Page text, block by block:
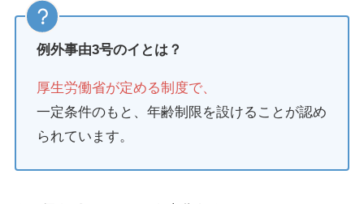
例外事由3号のイとは？
厚生労働省が定める制度で、
一定条件のもと、年齢制限を設けることが認め
られています。